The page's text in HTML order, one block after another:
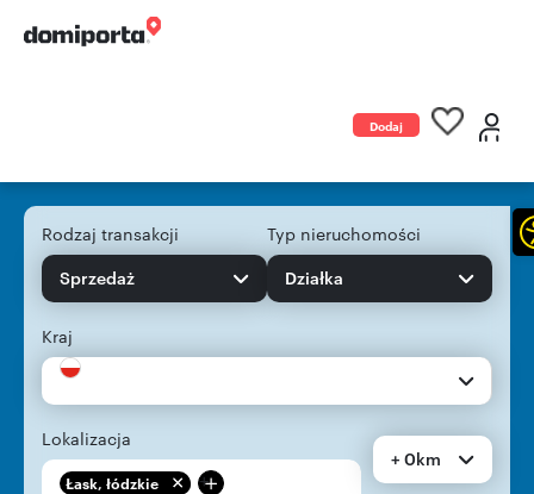
Dodaj
Rodzaj transakcji
Sprzedaż
Typ nieruchomości
Działka
Kraj
Lokalizacja
Łask, łódzkie +
+ 0km